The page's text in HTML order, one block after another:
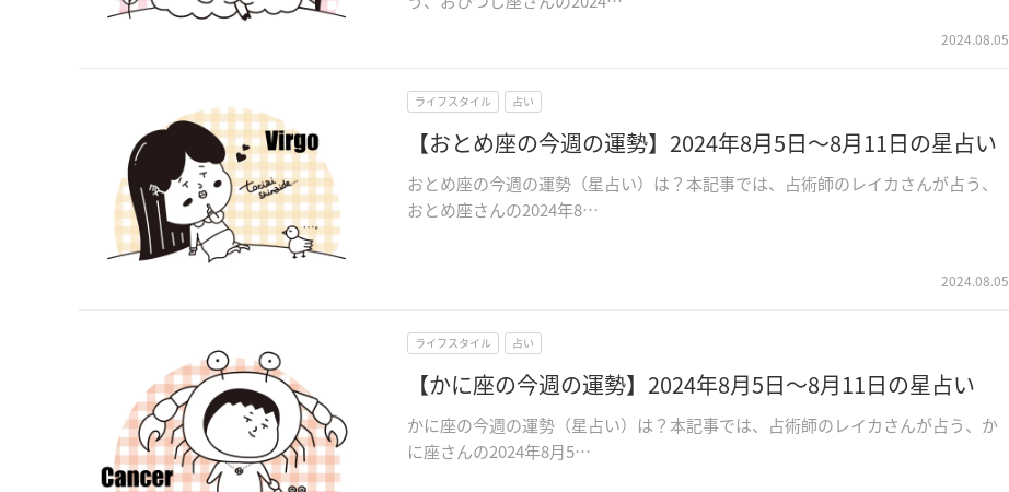
2024.08.05
ライフスタイル 占い
【おとめ座の今週の運勢】2024年8月5日～8月11日の星占い
おとめ座の今週の運勢（星占い）は？本記事では、占術師のレイカさんが占う、
おとめ座さんの2024年8…
2024.08.05
ライフスタイル 占い
【かに座の今週の運勢】2024年8月5日～8月11日の星占い
かに座の今週の運勢（星占い）は？本記事では、占術師のレイカさんが占う、か
に座さんの2024年8月5…